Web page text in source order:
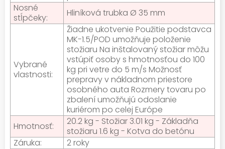
Nosné
stĺpčeky:
Hliníková trubka Ø 35 mm
Vybrané
vlastnosti:
Žiadne ukotvenie Použitie podstavca
MK-1.5/POD umožňuje položenie
stožiaru Na inštalovaný stožiar môžu
vstúpiť osoby s hmotnosťou do 100
kg pri vetre do 5 m/s Možnosť
prepravy v nákladnom priestore
osobného auta Rozmery tovaru po
zbalení umožňujú odoslanie
kuriérom po celej Európe
Hmotnosť:
20.2 kg - Stožiar 3.01 kg - Základňa
stožiaru 1.6 kg - Kotva do betónu
Záruka:
2 roky